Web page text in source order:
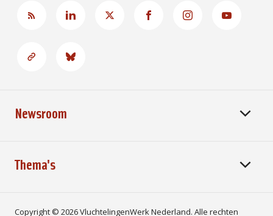
Newsroom
Thema's
Copyright © 2026 VluchtelingenWerk Nederland. Alle rechten